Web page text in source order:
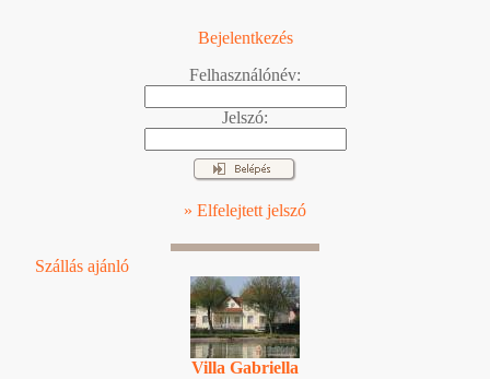
Bejelentkezés
Felhasználónév:
Jelszó:
» Elfelejtett jelszó
Szállás ajánló
Villa Gabriella